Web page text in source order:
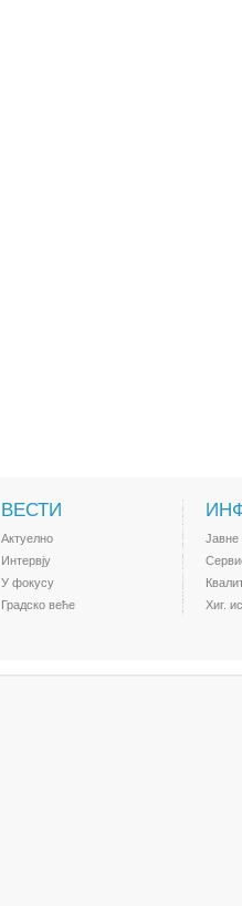
ВЕСТИ
Актуелно
Интервју
У фокусу
Градско веће
Јавне
Хиг.